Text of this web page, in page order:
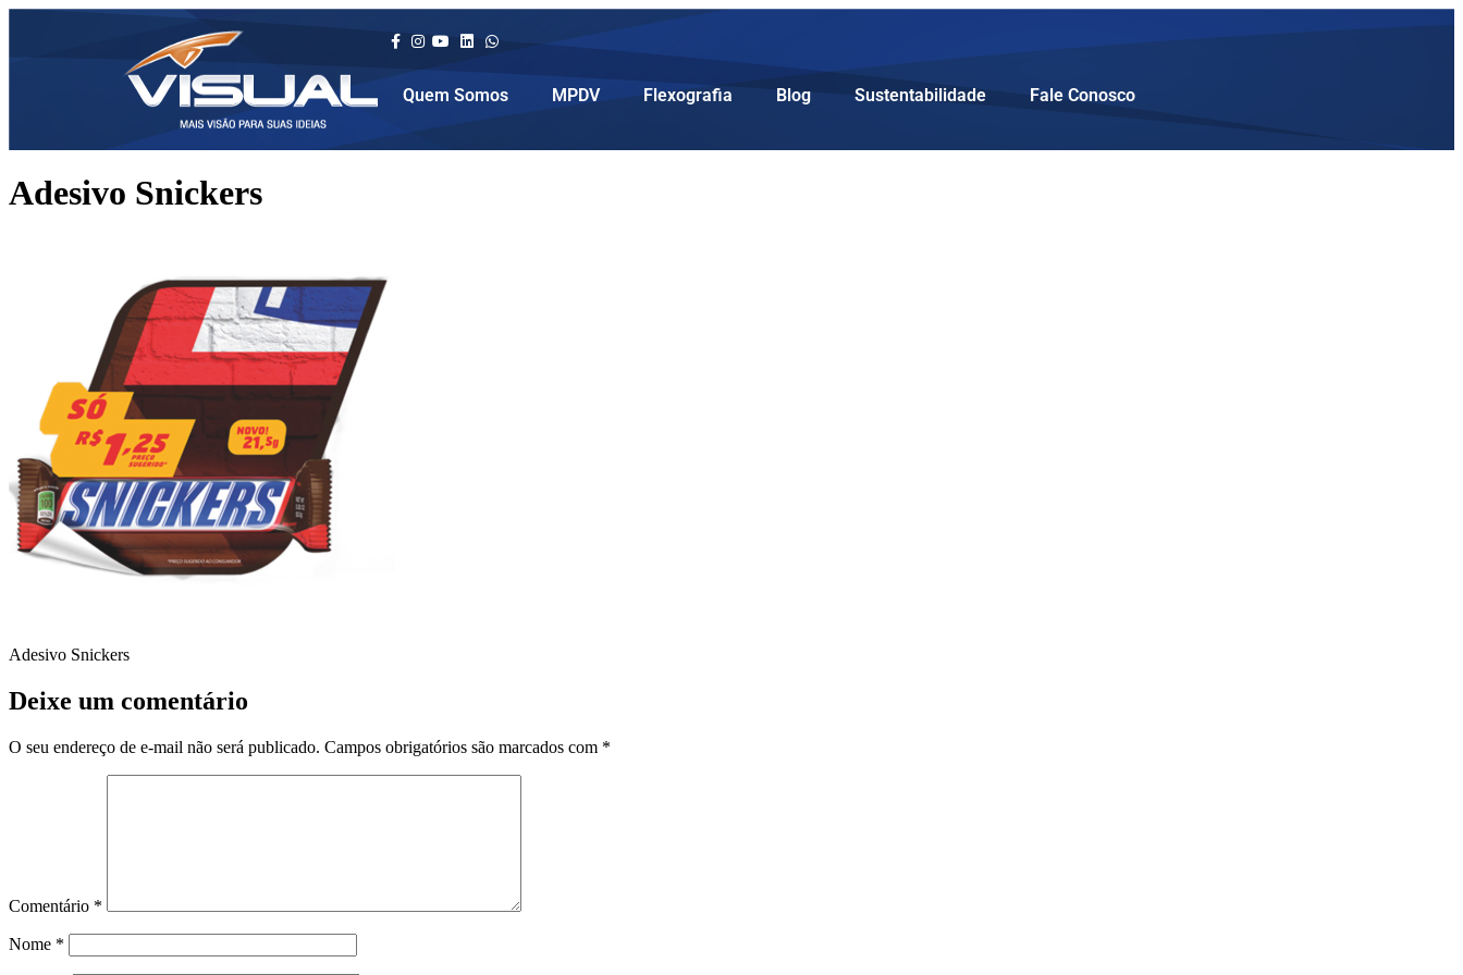
Quem Somos MPDV Flexografia Blog Sustentabilidade Fale Conosco
Adesivo Snickers
Adesivo Snickers
Deixe um comentário
O seu endereço de e-mail não será publicado. Campos obrigatórios são marcados com *
Comentário *
Nome *